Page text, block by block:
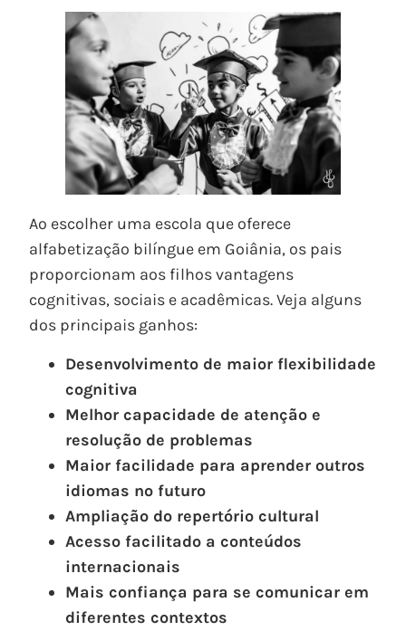
Ao escolher uma escola que oferece
alfabetização bilíngue em Goiânia, os pais
proporcionam aos filhos vantagens
cognitivas, sociais e acadêmicas. Veja alguns
dos principais ganhos:
Desenvolvimento de maior flexibilidade
cognitiva
Melhor capacidade de atenção e
resolução de problemas
Maior facilidade para aprender outros
idiomas no futuro
Ampliação do repertório cultural
Acesso facilitado a conteúdos
internacionais
Mais confiança para se comunicar em
diferentes contextos